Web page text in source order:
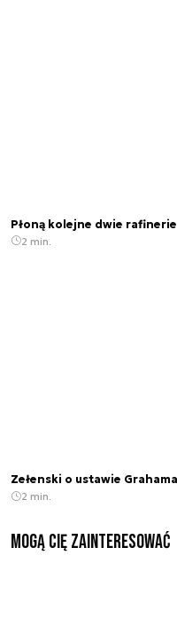
Płoną kolejne dwie
2 min.
Zełenski o ustawie
2 min.
Mogą Cię zainteresować